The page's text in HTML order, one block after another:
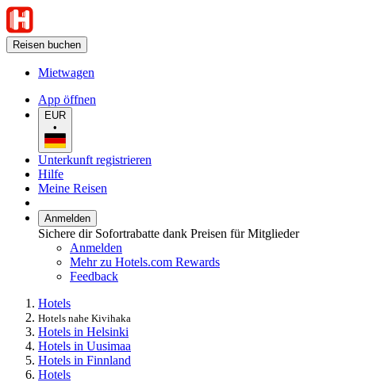
Reisen buchen
Mietwagen
App öffnen
EUR
•
Unterkunft registrieren
Hilfe
Meine Reisen
Anmelden
Sichere dir Sofortrabatte dank Preisen für Mitglieder
Anmelden
Mehr zu Hotels.com Rewards
Feedback
Hotels
Hotels nahe Kivihaka
Hotels in Helsinki
Hotels in Uusimaa
Hotels in Finnland
Hotels